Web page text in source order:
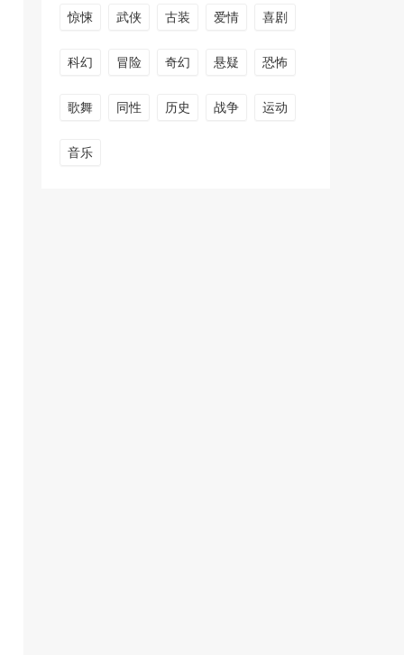
277135次播放
256100次播放
惊悚 武侠 古装 爱情 喜剧
科幻 冒险 奇幻 悬疑 恐怖
歌舞 同性 历史 战争 运动
音乐